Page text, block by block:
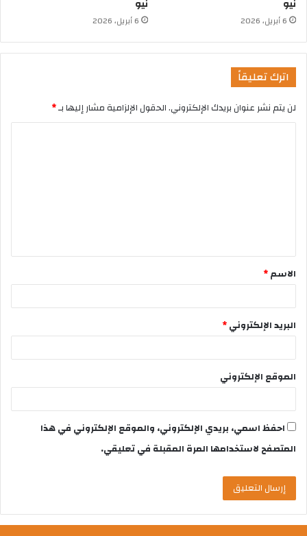
نيو
6 أبريل، 2026
نيو
6 أبريل، 2026
اترك تعليقاً
لن يتم نشر عنوان بريدك الإلكتروني.الحقول الإلزامية مشار إليها بـ*
الاسم*
البريد الإلكتروني*
الموقع الإلكتروني
احفظ اسمي، بريدي الإلكتروني، والموقع الإلكتروني في هذا
المتصفح لاستخدامها المرة المقبلة في تعليقي.